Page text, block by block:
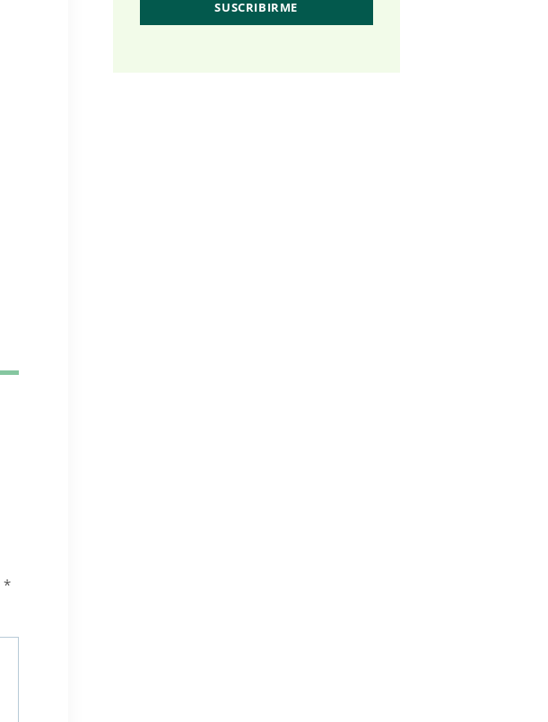
*